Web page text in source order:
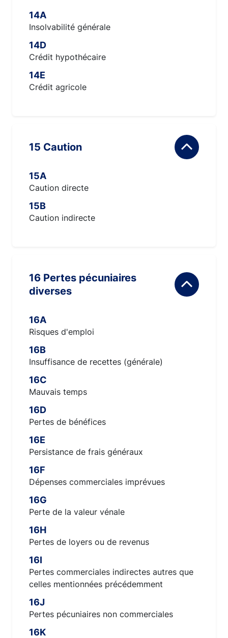
14A
Insolvabilité générale
14D
Crédit hypothécaire
14E
Crédit agricole
15 Caution
15A
Caution directe
15B
Caution indirecte
16 Pertes pécuniaires
diverses
16A
Risques d'emploi
16B
Insuffisance de recettes (générale)
16C
Mauvais temps
16D
Pertes de bénéfices
16E
Persistance de frais généraux
16F
Dépenses commerciales imprévues
16G
Perte de la valeur vénale
16H
Pertes de loyers ou de revenus
16I
Pertes commerciales indirectes autres que
celles mentionnées précédemment
16J
Pertes pécuniaires non commerciales
16K